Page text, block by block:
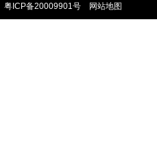
粤ICP备20009901号 网站地图